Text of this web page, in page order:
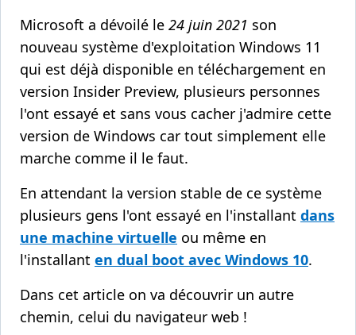
Microsoft a dévoilé le 24 juin 2021 son
nouveau système d'exploitation Windows 11
qui est déjà disponible en téléchargement en
version Insider Preview, plusieurs personnes
l'ont essayé et sans vous cacher j'admire cette
version de Windows car tout simplement elle
marche comme il le faut.
En attendant la version stable de ce système
plusieurs gens l'ont essayé en l'installant dans
une machine virtuelle ou même en
l'installant en dual boot avec Windows 10.
Dans cet article on va découvrir un autre
chemin, celui du navigateur web !